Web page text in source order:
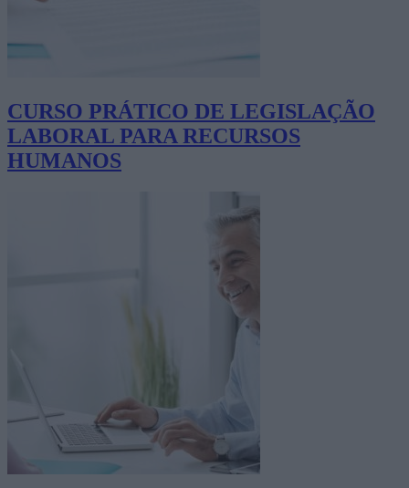
CURSO PRÁTICO DE LEGISLAÇÃO
LABORAL PARA RECURSOS
HUMANOS